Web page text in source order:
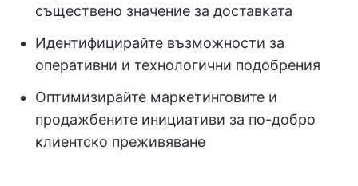
съществено значение за доставката
Идентифицирайте възможности за
оперативни и технологични подобрения
Оптимизирайте маркетинговите и
продажбените инициативи за по-добро
клиентско преживяване